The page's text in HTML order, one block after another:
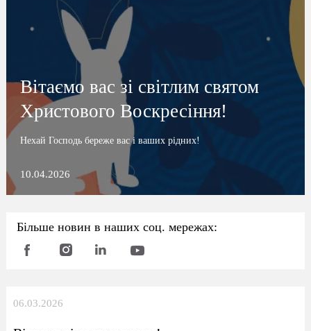
Вітаємо вас зі світлим святом
Христового Воскресіння!
Нехай Господь береже вас і ваших рідних!
10.04.2026
Більше новин в наших соц. мережах:
06.03.2026